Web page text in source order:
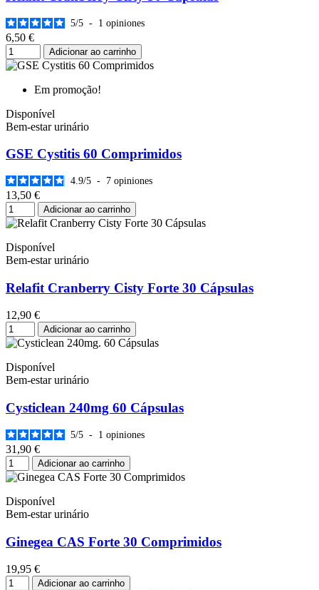
5/5 - 1 opiniones
6,50 €
Adicionar ao carrinho
Em promoção!
Disponível
Bem-estar urinário
GSE Cystitis 60 Comprimidos
4.9/5 - 7 opiniones
13,50 €
Adicionar ao carrinho
Disponível
Bem-estar urinário
Relafit Cranberry Cisty Forte 30 Cápsulas
12,90 €
Adicionar ao carrinho
Disponível
Bem-estar urinário
Cysticlean 240mg 60 Cápsulas
5/5 - 1 opiniones
31,90 €
Adicionar ao carrinho
Disponível
Bem-estar urinário
Ginegea CAS Forte 30 Comprimidos
19,95 €
Adicionar ao carrinho